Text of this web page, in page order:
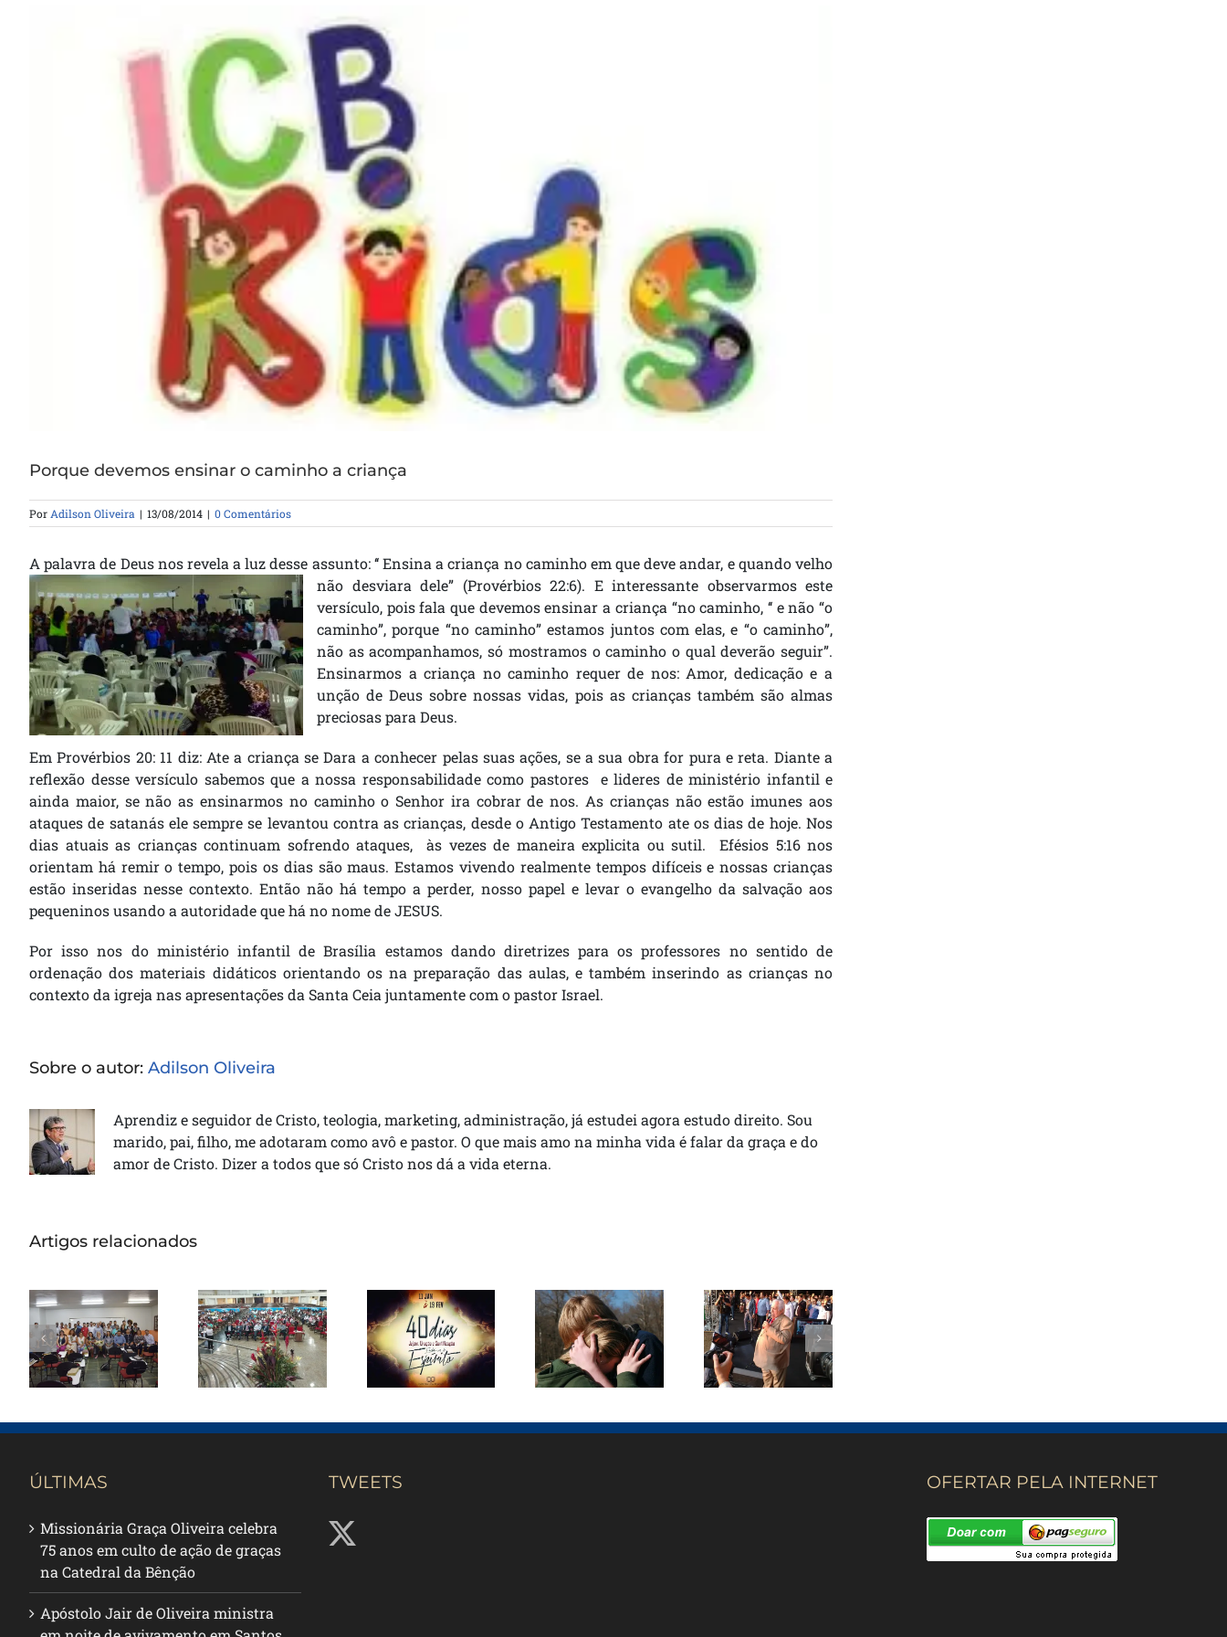
Porque devemos ensinar o caminho a criança
Por Adilson Oliveira | 13/08/2014 | 0 Comentários
A palavra de Deus nos revela a luz desse assunto: ‘‘ Ensina a criança no caminho em que deve andar, e quando velho
não desviara dele” (Provérbios 22:6). E interessante observarmos este
versículo, pois fala que devemos ensinar a criança “no caminho, ‘‘ e não “o
caminho”, porque “no caminho” estamos juntos com elas, e “o caminho”,
não as acompanhamos, só mostramos o caminho o qual deverão seguir”.
Ensinarmos a criança no caminho requer de nos: Amor, dedicação e a
unção de Deus sobre nossas vidas, pois as crianças também são almas
preciosas para Deus.
Em Provérbios 20: 11 diz: Ate a criança se Dara a conhecer pelas suas ações, se a sua obra for pura e reta. Diante a
reflexão desse versículo sabemos que a nossa responsabilidade como pastores e lideres de ministério infantil e
ainda maior, se não as ensinarmos no caminho o Senhor ira cobrar de nos. As crianças não estão imunes aos
ataques de satanás ele sempre se levantou contra as crianças, desde o Antigo Testamento ate os dias de hoje. Nos
dias atuais as crianças continuam sofrendo ataques, às vezes de maneira explicita ou sutil. Efésios 5:16 nos
orientam há remir o tempo, pois os dias são maus. Estamos vivendo realmente tempos difíceis e nossas crianças
estão inseridas nesse contexto. Então não há tempo a perder, nosso papel e levar o evangelho da salvação aos
pequeninos usando a autoridade que há no nome de JESUS.
Por isso nos do ministério infantil de Brasília estamos dando diretrizes para os professores no sentido de
ordenação dos materiais didáticos orientando os na preparação das aulas, e também inserindo as crianças no
contexto da igreja nas apresentações da Santa Ceia juntamente com o pastor Israel.
Sobre o autor: Adilson Oliveira
Aprendiz e seguidor de Cristo, teologia, marketing, administração, já estudei agora estudo direito. Sou
marido, pai, filho, me adotaram como avô e pastor. O que mais amo na minha vida é falar da graça e do
amor de Cristo. Dizer a todos que só Cristo nos dá a vida eterna.
Artigos relacionados
Seminário
Nacional ITEJ
inicia sua 43ª
Turma
Reunião
ministerial
em Brasília
Jejum e
oração por
40 dias
Curando
seus
sentimentos
Ato profético
contra
corrupção
reúne
multidão em
ÚLTIMAS
Missionária Graça Oliveira celebra
75 anos em culto de ação de graças
na Catedral da Bênção
Apóstolo Jair de Oliveira ministra
TWEETS OFERTAR PELA INTERNET